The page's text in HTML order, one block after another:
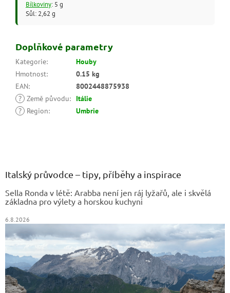
Bílkoviny: 5 g
Sůl: 2,62 g
Doplňkové parametry
Kategorie:
Houby
Hmotnost:
0.15 kg
EAN:
8002448875938
? Země původu:
Itálie
?
Region: Umbrie
Italský průvodce – tipy, příběhy a inspirace
Sella Ronda v létě: Arabba není jen ráj lyžařů, ale i skvělá
základna pro výlety a horskou kuchyni
6.8.2026